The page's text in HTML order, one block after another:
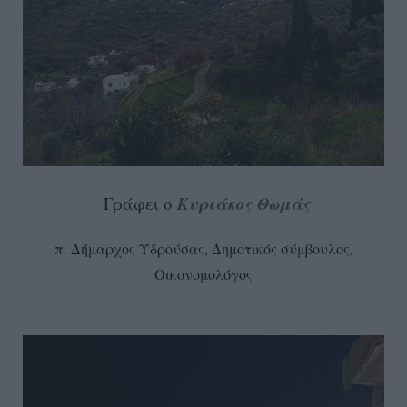
Γράφει ο Κυριάκος Θωμάς
π. Δήμαρχος Υδρούσας, Δημοτικός σύμβουλος,
Οικονομολόγος